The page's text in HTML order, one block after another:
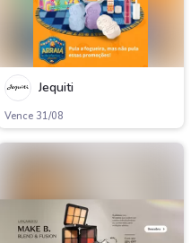
Jequiti
Vence 31/08